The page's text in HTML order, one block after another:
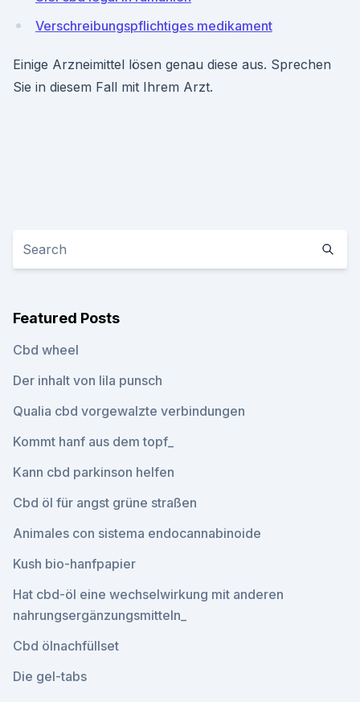
Verschreibungspflichtiges medikament
Einige Arzneimittel lösen genau diese aus. Sprechen
Sie in diesem Fall mit Ihrem Arzt.
Featured Posts
Cbd wheel
Der inhalt von lila punsch
Qualia cbd vorgewalzte verbindungen
Kommt hanf aus dem topf_
Kann cbd parkinson helfen
Cbd öl für angst grüne straßen
Animales con sistema endocannabinoide
Kush bio-hanfpapier
Hat cbd-öl eine wechselwirkung mit anderen
nahrungsergänzungsmitteln_
Cbd ölnachfüllset
Die gel-tabs